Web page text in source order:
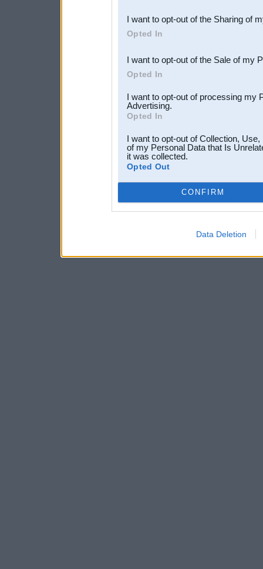
Downstream Participants
third parties.
I want to opt-out of the Sharing of
Opted In
I want to opt-out of the Sale of my
Opted In
I want to opt-out of processing my
Advertising.
Opted In
I want to opt-out of Collection,
of my Personal Data that Is
it was collected.
Opted Out
CONFIRM
Data Deletion